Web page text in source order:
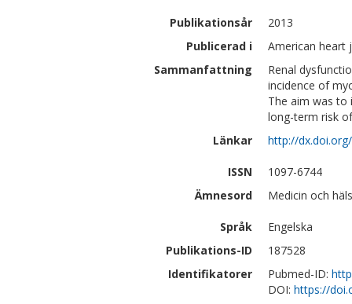
Publikationsår
2013
Publicerad i
American heart
Sammanfattning
Renal
incidence of
The aim was to
long-term risk
Länkar
http://
ISSN
1097-6744
Ämnesord
Medicin och
Språk
Engelska
Publikations-ID
187528
Identifikatorer
Pubmed-ID:
DOI: https://